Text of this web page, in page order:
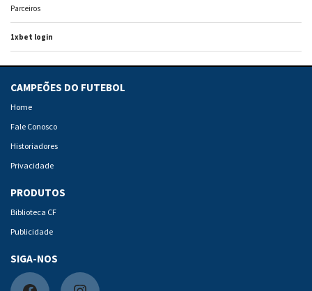
Parceiros
1xbet login
CAMPEÕES DO FUTEBOL
Home
Fale Conosco
Historiadores
Privacidade
PRODUTOS
Biblioteca CF
Publicidade
SIGA-NOS